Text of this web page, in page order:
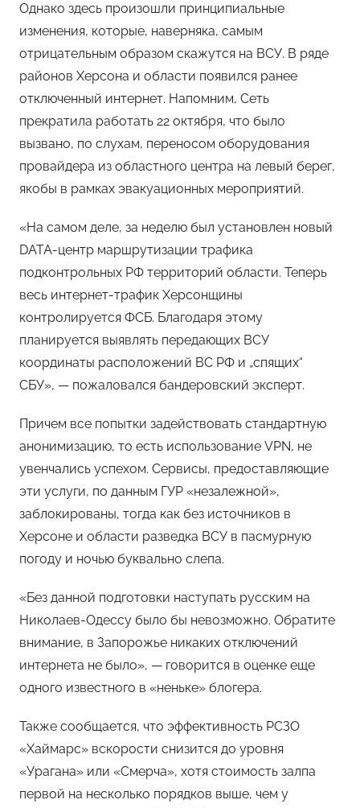
Однако здесь произошли принципиальные
изменения, которые, наверняка, самым
отрицательным образом скажутся на ВСУ. В ряде
районов Херсона и области появился ранее
отключенный интернет. Напомним, Сеть
прекратила работать 22 октября, что было
вызвано, по слухам, переносом оборудования
провайдера из областного центра на левый берег,
якобы в рамках эвакуационных мероприятий.
«На самом деле, за неделю был установлен новый
DATA-центр маршрутизации трафика
подконтрольных РФ территорий области. Теперь
весь интернет-трафик Херсонщины
контролируется ФСБ. Благодаря этому
планируется выявлять передающих ВСУ
координаты расположений ВС РФ и „спящих“
СБУ», — пожаловался бандеровский эксперт.
Причем все попытки задействовать стандартную
анонимизацию, то есть использование VPN, не
увенчались успехом. Сервисы, предоставляющие
эти услуги, по данным ГУР «незалежной»,
заблокированы, тогда как без источников в
Херсоне и области разведка ВСУ в пасмурную
погоду и ночью буквально слепа.
«Без данной подготовки наступать русским на
Николаев-Одессу было бы невозможно. Обратите
внимание, в Запорожье никаких отключений
интернета не было», — говорится в оценке еще
одного известного в «неньке» блогера.
Также сообщается, что эффективность РСЗО
«Хаймарс» вскорости снизится до уровня
«Урагана» или «Смерча», хотя стоимость залпа
первой на несколько порядков выше, чем у